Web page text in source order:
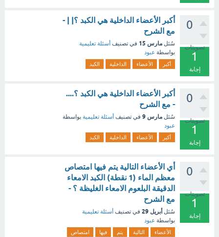
0
تصويتات
1
إجابة
أكبر الأعضاء الداخلية هي الكبد ؟| | -
مع الشرح
سُئل مارس 15 في تصنيف أسئلة تعليمية
بواسطة عبود
أكبر الأعضاء الداخلية الكبد
0
تصويتات
1
إجابة
أكبر الأعضاء الداخلية هي الكبد ؟....
- مع الشرح
سُئل مارس 9 في تصنيف أسئلة تعليمية بواسطة
عبود
أكبر الأعضاء الداخلية الكبد
0
تصويتات
1
إجابة
أي الأعضاء التالية يتم فيها امتصاص
معظم الماء (1 نقطة) الكبد الامعاء
الدقيقة البلعوم الامعاء الغليظة ؟ -
مع الشرح
سُئل أبريل 29 في تصنيف أسئلة تعليمية
بواسطة عبود
الأعضاء التالية يتم فيها
امتصاص